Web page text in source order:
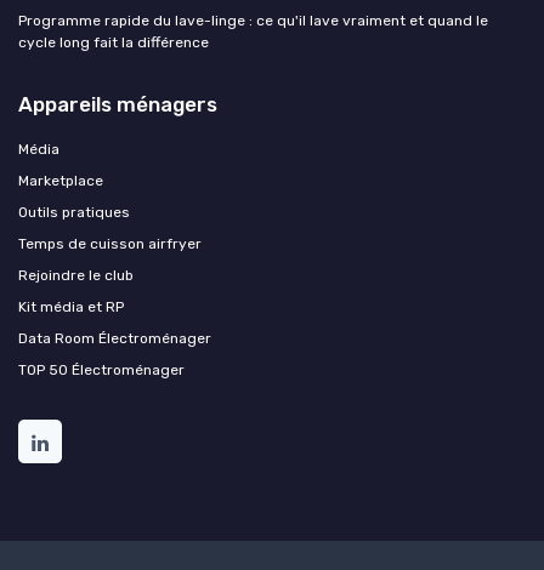
Programme rapide du lave-linge : ce qu'il lave vraiment et quand le
cycle long fait la différence
Appareils ménagers
Média
Marketplace
Outils pratiques
Temps de cuisson airfryer
Rejoindre le club
Kit média et RP
Data Room Électroménager
TOP 50 Électroménager